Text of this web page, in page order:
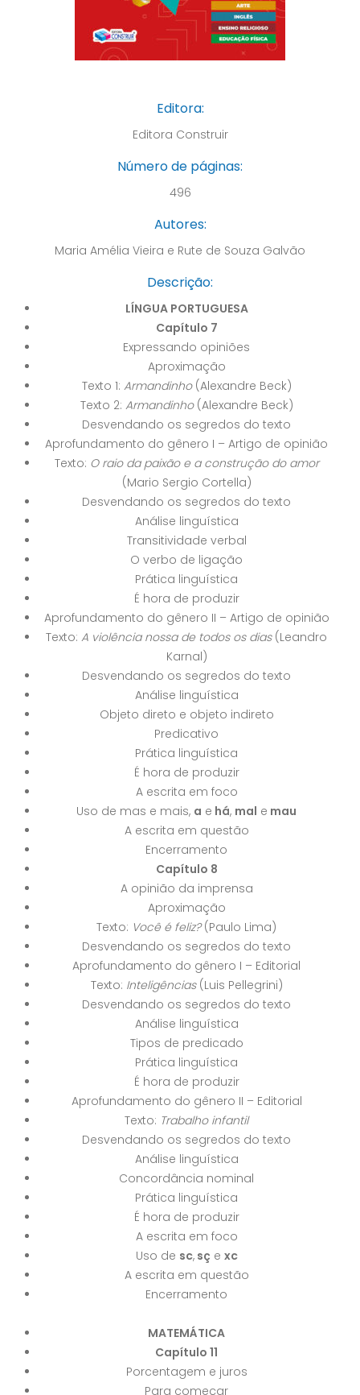
Editora:
Editora Construir
Número de páginas:
496
Autores:
Maria Amélia Vieira e Rute de Souza Galvão
Descrição:
LÍNGUA PORTUGUESA
Capítulo 7
Expressando opiniões
Aproximação
Texto 1: Armandinho(Alexandre Beck)
Texto 2: Armandinho(Alexandre Beck)
Desvendando os segredos do texto
Aprofundamento do gênero I – Artigo de opinião
Texto: O raio da paixão e a construção do amor
(Mario Sergio Cortella)
Desvendando os segredos do texto
Análise linguística
Transitividade verbal
O verbo de ligação
Prática linguística
É hora de produzir
Aprofundamento do gênero II – Artigo de opinião
Texto: A violência nossa de todos os dias(Leandro
Karnal)
Desvendando os segredos do texto
Análise linguística
Objeto direto e objeto indireto
Predicativo
Prática linguística
É hora de produzir
A escrita em foco
Uso de mas e mais, a e há, mal e mau
A escrita em questão
Encerramento
Capítulo 8
A opinião da imprensa
Aproximação
Texto: Você é feliz?(Paulo Lima)
Desvendando os segredos do texto
Aprofundamento do gênero I – Editorial
Texto: Inteligências(Luis Pellegrini)
Desvendando os segredos do texto
Análise linguística
Tipos de predicado
Prática linguística
É hora de produzir
Aprofundamento do gênero II – Editorial
Texto: Trabalho infantil
Desvendando os segredos do texto
Análise linguística
Concordância nominal
Prática linguística
É hora de produzir
A escrita em foco
Uso de sc,sç e xc
A escrita em questão
Encerramento
MATEMÁTICA
Capítulo 11
Porcentagem e juros
Para começar